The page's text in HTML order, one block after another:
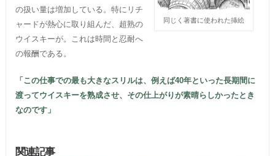
同じく著書に使われた挿絵
の扱い量は増加している。特にリチ
ャードが熱心に取り組んだ、超熟の
ウイスキーが。これは時間と忍耐へ
の報酬である。
「この仕事での最も大きなスリルは、例えば40年といった長期間に
渡ってウイスキーを熟成させ、その仕上がりが素晴らしかったとき
なのです」
関連記事